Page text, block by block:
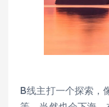
B线主打一个探索